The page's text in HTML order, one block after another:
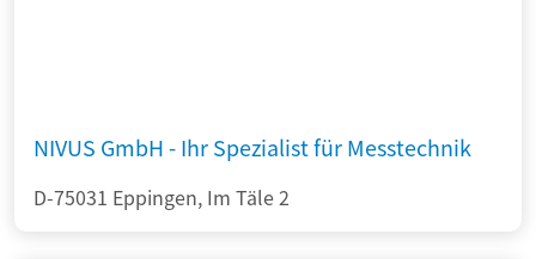
NIVUS GmbH - Ihr Spezialist für Messtechnik
D-75031 Eppingen, Im Täle 2